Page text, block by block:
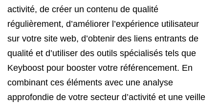
activité, de créer un contenu de qualité
régulièrement, d’améliorer l’expérience utilisateur
sur votre site web, d’obtenir des liens entrants de
qualité et d’utiliser des outils spécialisés tels que
Keyboost pour booster votre référencement. En
combinant ces éléments avec une analyse
approfondie de votre secteur d’activité et une veille